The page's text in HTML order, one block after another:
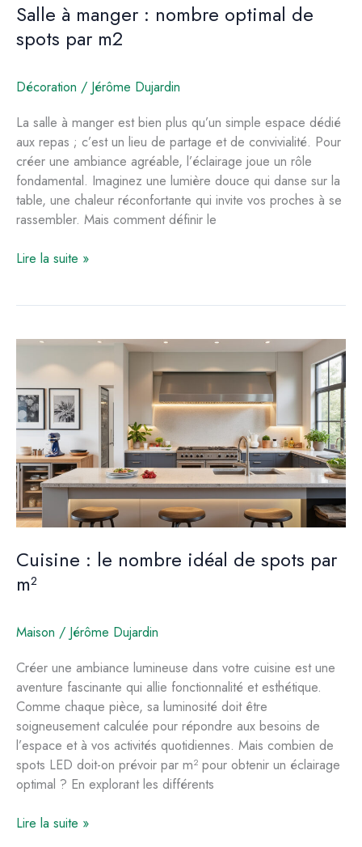
Salle à manger : nombre optimal de
spots par m2
Décoration / Jérôme Dujardin
La salle à manger est bien plus qu’un simple espace dédié
aux repas ; c’est un lieu de partage et de convivialité. Pour
créer une ambiance agréable, l’éclairage joue un rôle
fondamental. Imaginez une lumière douce qui danse sur la
table, une chaleur réconfortante qui invite vos proches à se
rassembler. Mais comment définir le
Salle
nombre
de
spots
par
m2
Lire la suite »
Cuisine : le nombre idéal de spots par
m²
Maison / Jérôme Dujardin
Créer une ambiance lumineuse dans votre cuisine est une
aventure fascinante qui allie fonctionnalité et esthétique.
Comme chaque pièce, sa luminosité doit être
soigneusement calculée pour répondre aux besoins de
l’espace et à vos activités quotidiennes. Mais combien de
spots LED doit-on prévoir par m² pour obtenir un éclairage
optimal ? En explorant les différents
Cuisine
Lire la suite »